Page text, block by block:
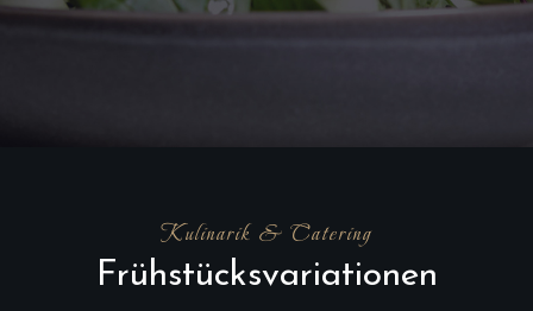
Kulinarik & Catering
Frühstücksvariationen